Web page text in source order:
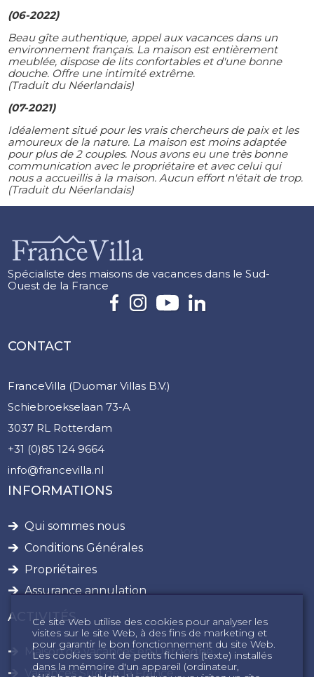
(06-2022)
Beau gîte authentique, appel aux vacances dans un
environnement français. La maison est entièrement
meublée, dispose de lits confortables et d'une bonne
douche. Offre une intimité extrême.
(Traduit du Néerlandais)
(07-2021)
Idéalement situé pour les vrais chercheurs de paix et les
amoureux de la nature. La maison est moins adaptée
pour plus de 2 couples. Nous avons eu une très bonne
communication avec le propriétaire et avec celui qui
nous a accueillis à la maison. Aucun effort n'était de trop.
(Traduit du Néerlandais)
Spécialiste des maisons de vacances dans le Sud-
Ouest de la France
CONTACT
FranceVilla (Duomar Villas B.V.)
Schiebroekselaan 73-A
3037 RL Rotterdam
+31 (0)85 124 9664
info@francevilla.nl
INFORMATIONS
Qui sommes nous
Conditions Générales
Propriétaires
Assurance annulation
ACTIVITÉS
Maison de vacances en Dordogne
Vacances Sud de la France
Ce site Web utilise des cookies pour analyser les
visites sur le site Web, à des fins de marketing et
pour garantir le bon fonctionnement du site Web.
Les cookies sont de petits fichiers (texte) installés
dans la mémoire d'un appareil (ordinateur,